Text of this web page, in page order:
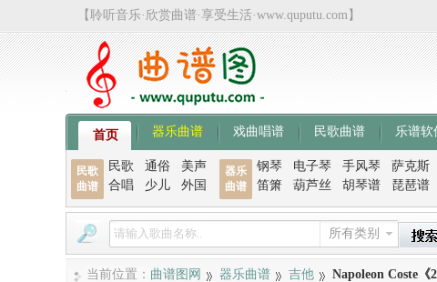
【聆听音乐·欣赏曲谱·享受生活·www.quputu.com】
首页 器乐曲谱 戏曲唱谱 民歌曲谱 乐谱软
民歌
曲谱
民歌 通俗
美声
合唱
少儿 外国
器乐
曲谱
钢琴 电子琴 手风琴 萨克斯
笛箫
葫芦丝 胡琴谱 琵琶谱
所有类别
当前位置： 曲谱图网 器乐曲谱 吉他 Napoleon Coste《